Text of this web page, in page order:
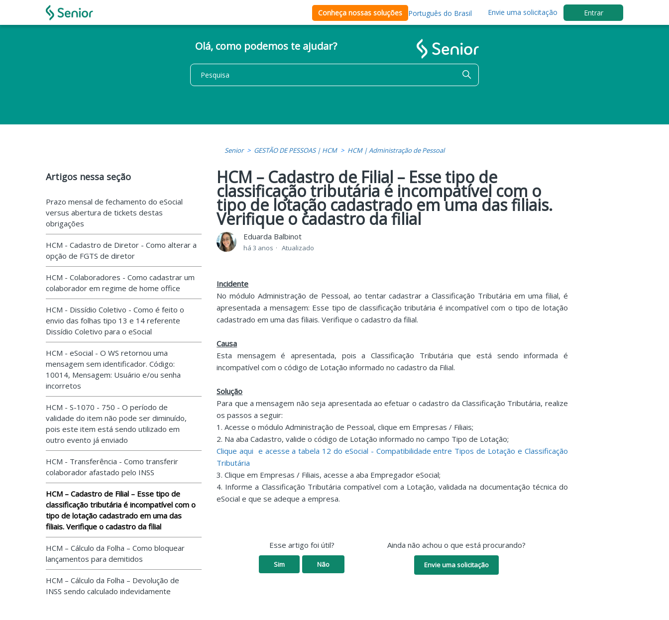
Conheça nossas soluções Português do Brasil Envie uma solicitação Entrar
Olá, como podemos te ajudar?
Senior GESTÃO DE PESSOAS | HCM HCM | Administração de Pessoal
Artigos nessa seção
Prazo mensal de fechamento do eSocial
versus abertura de tickets destas
obrigações
HCM - Cadastro de Diretor - Como alterar a
opção de FGTS de diretor
HCM - Colaboradores - Como cadastrar um
colaborador em regime de home office
HCM - Dissídio Coletivo - Como é feito o
envio das folhas tipo 13 e 14 referente
Dissídio Coletivo para o eSocial
HCM - eSocial - O WS retornou uma
mensagem sem identificador. Código:
10014, Mensagem: Usuário e/ou senha
incorretos
HCM - S-1070 - 750 - O período de
validade do item não pode ser diminuído,
pois este item está sendo utilizado em
outro evento já enviado
HCM - Transferência - Como transferir
colaborador afastado pelo INSS
HCM – Cadastro de Filial – Esse tipo de
classificação tributária é incompatível com o
tipo de lotação cadastrado em uma das
filiais. Verifique o cadastro da filial
HCM – Cálculo da Folha – Como bloquear
lançamentos para demitidos
HCM – Cálculo da Folha – Devolução de
INSS sendo calculado indevidamente
HCM – Cadastro de Filial – Esse tipo de
classificação tributária é incompatível com o
tipo de lotação cadastrado em uma das filiais.
Verifique o cadastro da filial
Eduarda Balbinot
há 3 anos Atualizado
Incidente
No módulo Administração de Pessoal, ao tentar cadastrar a Classificação Tributária em uma filial, é
apresentada a mensagem: Esse tipo de classificação tributária é incompatível com o tipo de lotação
cadastrado em uma das filiais. Verifique o cadastro da filial.
Causa
Esta mensagem é apresentada, pois a Classificação Tributária que está sendo informada é
incompatível com o código de Lotação informado no cadastro da Filial.
Solução
Para que a mensagem não seja apresentada ao efetuar o cadastro da Classificação Tributária, realize
os passos a seguir:
1. Acesse o módulo Administração de Pessoal, clique em Empresas / Filiais;
2. Na aba Cadastro, valide o código de Lotação informado no campo Tipo de Lotação;
Clique aqui e acesse a tabela 12 do eSocial - Compatibilidade entre Tipos de Lotação e Classificação
Tributária
3. Clique em Empresas / Filiais, acesse a aba Empregador eSocial;
4. Informe a Classificação Tributária compatível com a Lotação, validada na documentação técnica do
eSocial e que se adeque a empresa.
Esse artigo foi útil?
Sim Não
Ainda não achou o que está procurando?
Envie uma solicitação